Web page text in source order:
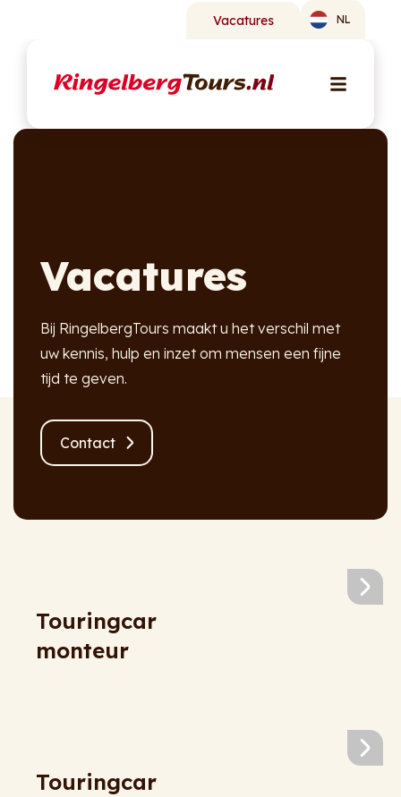
Vacatures NL
Vacatures
Bij RingelbergTours maakt u het verschil met
uw kennis, hulp en inzet om mensen een fijne
tijd te geven.
Contact
Touringcar
monteur
Touringcar